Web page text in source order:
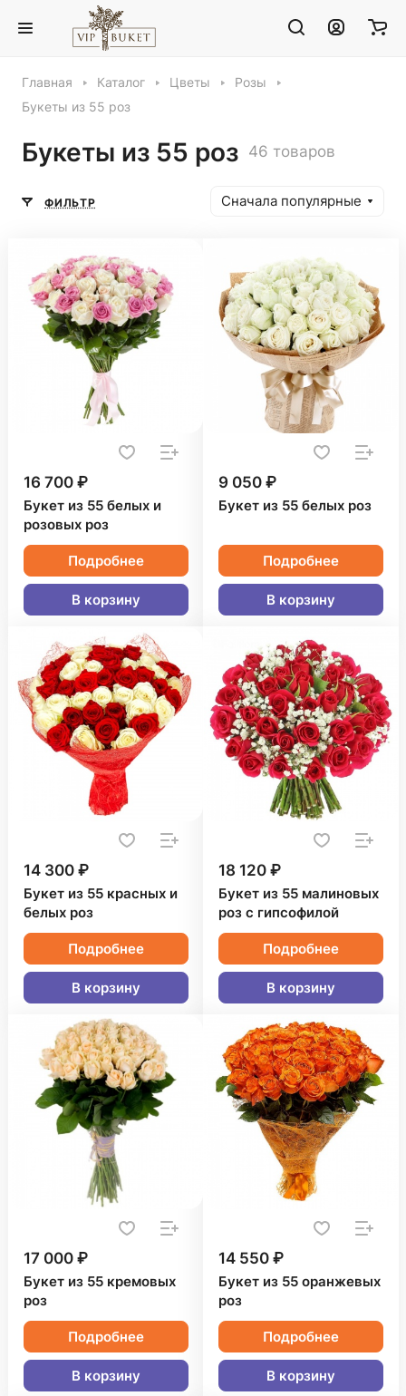
Главная Каталог Цветы
Розы
Букеты из 55 роз
Букеты из 55 роз 46 товаров
ФИЛЬТР Сначала популярные
16 700 ₽
Букет из 55 белых и
розовых роз
Подробнее
В корзину
9 050 ₽
Букет из 55 белых роз
Подробнее
В корзину
14 300 ₽
Букет из 55 красных и
белых роз
Подробнее
В корзину
18 120 ₽
Букет из 55 малиновых
роз с гипсофилой
Подробнее
В корзину
17 000 ₽
Букет из 55 кремовых
роз
Подробнее
В корзину
14 550 ₽
Букет из 55 оранжевых
роз
Подробнее
В корзину